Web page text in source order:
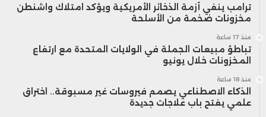
ترامب ينفي أزمة الذخائر الأمريكية ويؤكد امتلاك واشنطن
مخزونات ضخمة من الأسلحة
منذ 17 ساعة
تباطؤ مبيعات الجملة في الولايات المتحدة مع ارتفاع
المخزونات خلال يونيو
منذ 18 ساعة
الذكاء الاصطناعي يصمم فيروسات غير مسبوقة.. اختراق
علمي يفتح باب علاجات جديدة